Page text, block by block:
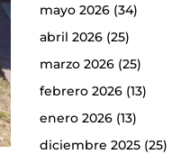
mayo 2026(34)
abril 2026(25)
marzo 2026(25)
febrero 2026(13)
enero 2026(13)
diciembre 2025(25)